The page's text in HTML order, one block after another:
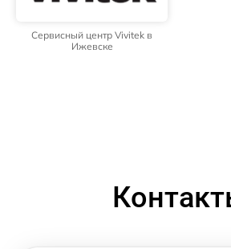
Сервисный центр Vivitek в
Ижевске